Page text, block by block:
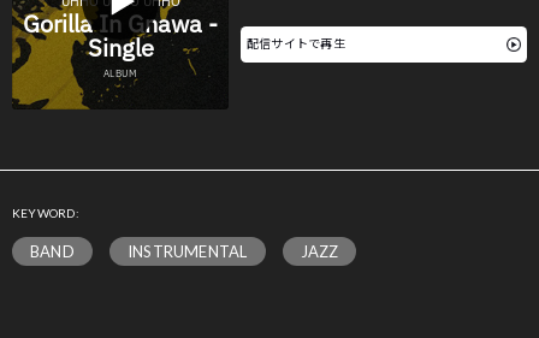
配信サイトで再生
KEYWORD:
BAND INSTRUMENTAL JAZZ